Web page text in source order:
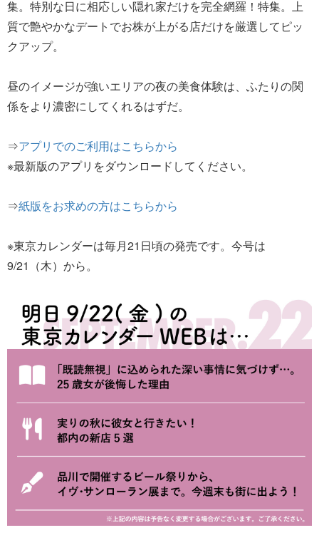
集。特別な日に相応しい隠れ家だけを完全網羅！特集。上
質で艶やかなデートでお株が上がる店だけを厳選してピッ
クアップ。
昼のイメージが強いエリアの夜の美食体験は、ふたりの関
係をより濃密にしてくれるはずだ。
⇒アプリでのご利用はこちらから
※最新版のアプリをダウンロードしてください。
⇒紙版をお求めの方はこちらから
※東京カレンダーは毎月21日頃の発売です。今号は
9/21（木）から。